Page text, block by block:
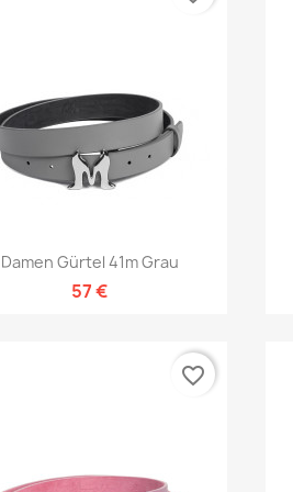
Vorschau
Damen Gürtel 41m Grau
57 €
favorite_border